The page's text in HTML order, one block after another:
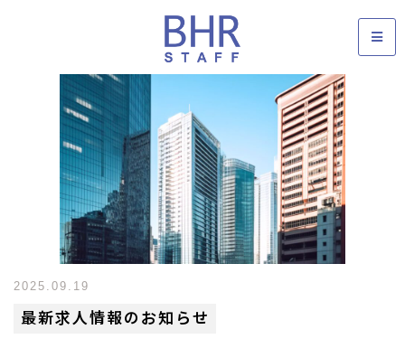
2025.09.19
最新求人情報のお知らせ